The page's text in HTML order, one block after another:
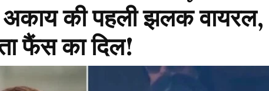
की पहली झलक वायरल,
फैंस का दिल!